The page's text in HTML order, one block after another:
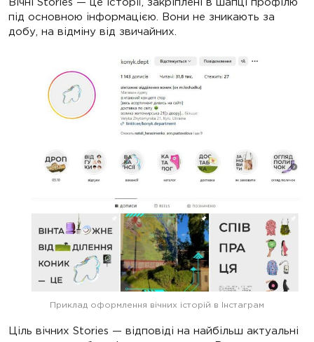
під основною інформацією. Вони не зникають за
добу, на відміну від звичайних.
Приклад оформлення вічних історій в Інстаграм
Ціль вічних Stories — відповіді на найбільш актуальні